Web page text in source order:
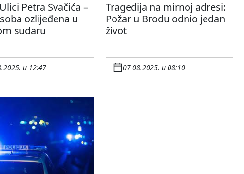
Petra Svačića –
ozlijeđena u
sudaru
u 12:47
Tragedija na mirnoj adresi:
Požar u Brodu odnio jedan
život
07.08.2025. u 08:10